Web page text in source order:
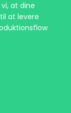
at dine
at levere